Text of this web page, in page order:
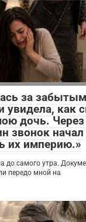
за
увидела, как
дочь. Через
звонок начал
их империю.»
до самого утра.
передо мной на